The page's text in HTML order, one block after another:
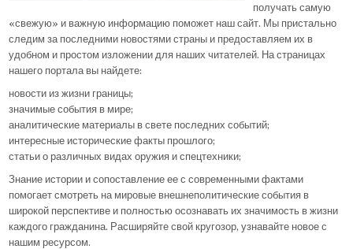
получать самую
«свежую» и важную информацию поможет наш сайт. Мы пристально
следим за последними новостями страны и предоставляем их в
удобном и простом изложении для наших читателей. На страницах
нашего портала вы найдете:
новости из жизни границы;
значимые события в мире;
аналитические материалы в свете последних событий;
интересные исторические факты прошлого;
статьи о различных видах оружия и спецтехники;
Знание истории и сопоставление ее с современными фактами
помогает смотреть на мировые внешнеполитические события в
широкой перспективе и полностью осознавать их значимость в жизни
каждого гражданина. Расширяйте свой кругозор, узнавайте новое с
нашим ресурсом.